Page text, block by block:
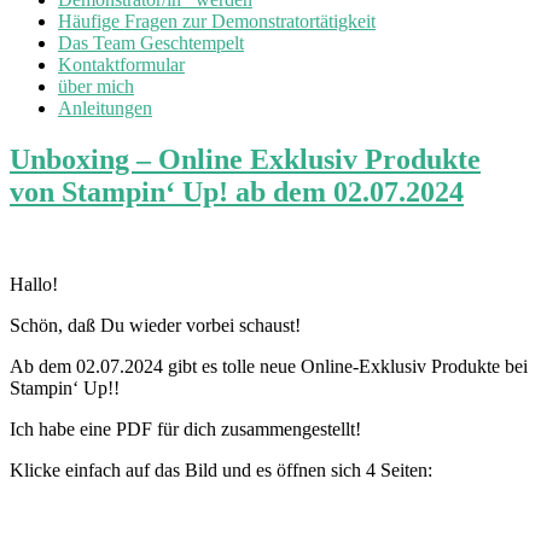
Häufige Fragen zur Demonstratortätigkeit
Das Team Geschtempelt
Kontaktformular
über mich
Anleitungen
Unboxing – Online Exklusiv Produkte
von Stampin‘ Up! ab dem 02.07.2024
Hallo!
Schön, daß Du wieder vorbei schaust!
Ab dem 02.07.2024 gibt es tolle neue Online-Exklusiv Produkte bei
Stampin‘ Up!!
Ich habe eine PDF für dich zusammengestellt!
Klicke einfach auf das Bild und es öffnen sich 4 Seiten: